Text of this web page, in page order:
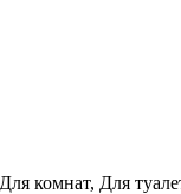
комнат, Для